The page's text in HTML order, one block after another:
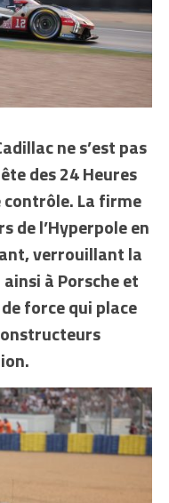
ne s’est pas
des 24 Heures
contrôle. La firme
de l’Hyperpole en
verrouillant la
à Porsche et
force qui place